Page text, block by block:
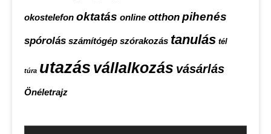
okostelefon oktatás online otthon pihenés
spórolás számítógép szórakozás tanulás tél
túra utazás vállalkozás vásárlás
Önéletrajz